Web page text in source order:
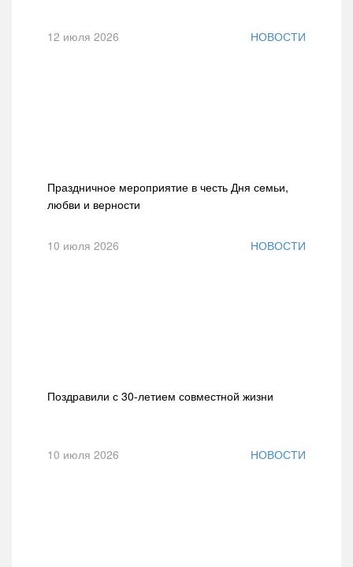
12 июля 2026 НОВОСТИ
Праздничное мероприятие в честь Дня семьи,
любви и верности
10 июля 2026 НОВОСТИ
Поздравили с 30-летием совместной жизни
10 июля 2026 НОВОСТИ